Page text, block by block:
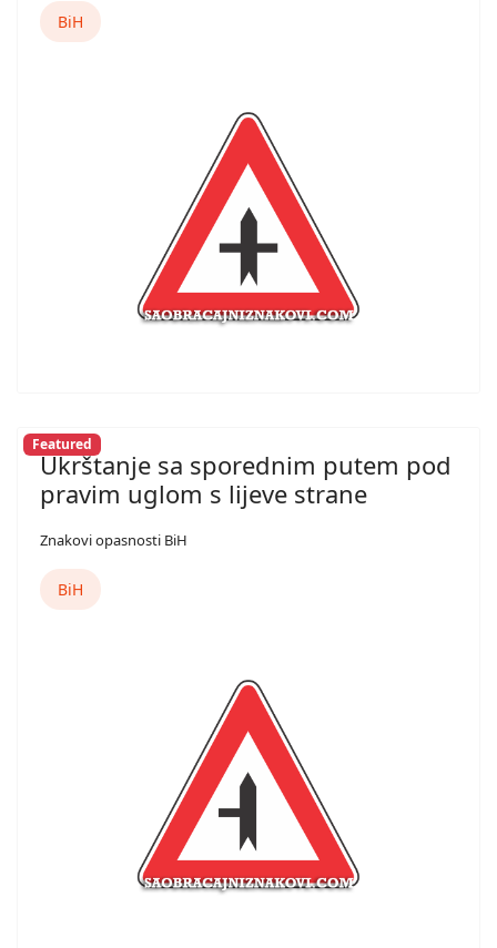
BiH
Featured
Ukrštanje sa sporednim putem pod
pravim uglom s lijeve strane
Znakovi opasnosti BiH
BiH